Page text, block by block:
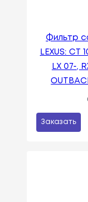
Фильтр
LEXUS: CT
LX 07-,
Заказать